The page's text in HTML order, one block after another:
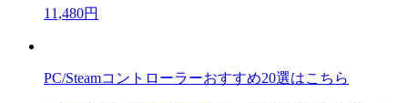
11,480円
PC/Steamコントローラーおすすめ20選はこちら